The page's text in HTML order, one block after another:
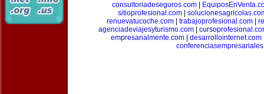
consultoriadeseguros.com|
sitioprofesional.com
renuevatucoche.com
trabajoprofesional.com
agenciadeviajesyturismo.com
empresarialmente.com
desarrollointernet.com